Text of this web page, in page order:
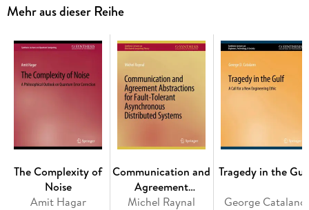
The method is presented step-by-step, with all the necessary
formulations provided for a practitioner who wants to
implement this method by himself. This book covers the SIW
circuit printed on either homogeneous or inhomogeneous
substrate, the microstrip-to-SIW transition and the speed-up
techniquefor the simulation of symmetrical SIW circuits.
Different types of SIW circuits are shown and simulated using
the proposed method. In addition, several slot antennas and
horn antennas fabricated using the SIW technology are also
given. Table of Contents: Introduction / SIW Circuits
Composed of Metallic Posts / SIW Circuits with Dielectric
Posts / Even-Odd Mode Analysis of a Symmetrical Circuit /
Microstrip to SIW Transition and Half Mode SIW / SIW
Mehr aus dieser Reihe
The Complexity of
Noise
Amit Hagar
Communication and
Agreement
Abstractions for
Michel Raynal
Tragedy in the
George Catalano